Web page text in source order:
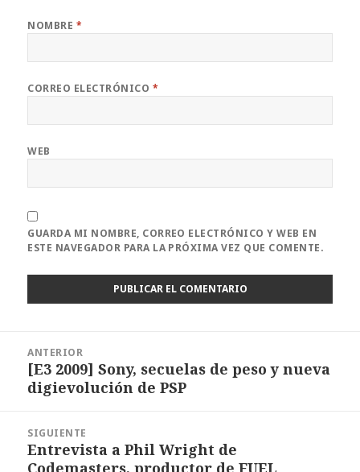
NOMBRE *
CORREO ELECTRÓNICO *
WEB
GUARDA MI NOMBRE, CORREO ELECTRÓNICO Y WEB EN
ESTE NAVEGADOR PARA LA PRÓXIMA VEZ QUE COMENTE.
entradas
ANTERIOR
Entrada
anterior:
[E3 2009] Sony, secuelas de peso y nueva
digievolución de PSP
SIGUIENTE
Entrada
siguiente:
Entrevista a Phil Wright de
Codemasters, productor de FUEL